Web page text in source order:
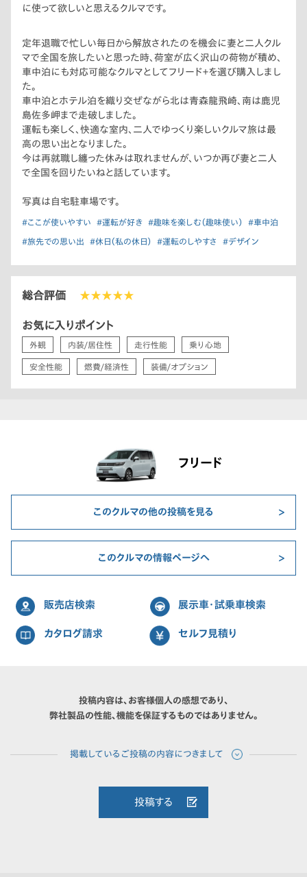
に使って欲しいと思えるクルマです。
定年退職で忙しい毎日から解放されたのを機会に妻と二人クル
マで全国を旅したいと思った時、荷室が広く沢山の荷物が積め、
車中泊にも対応可能なクルマとしてフリード＋を選び購入しまし
た。
車中泊とホテル泊を織り交ぜながら北は青森龍飛崎、南は鹿児
島佐多岬まで走破しました。
運転も楽しく、快適な室内、二人でゆっくり楽しいクルマ旅は最
高の思い出となりました。
今は再就職し纏った休みは取れませんが、いつか再び妻と二人
で全国を回りたいねと話しています。
写真は自宅駐車場です。
#ここが使いやすい #運転が好き #趣味を楽しむ（趣味使い） #車中泊
#旅先での思い出 #休日（私の休日） #運転のしやすさ #デザイン
総合評価 ★★★★★
お気に入りポイント
外観 内装/居住性 走行性能 乗り心地
安全性能 燃費/経済性 装備/オプション
フリード
このクルマの他の投稿を見る
このクルマの情報ページへ
販売店検索 展示車・試乗車検索
カタログ請求 セルフ見積り
投稿内容は、お客様個人の感想であり、
弊社製品の性能、機能を保証するものではありません。
投稿する